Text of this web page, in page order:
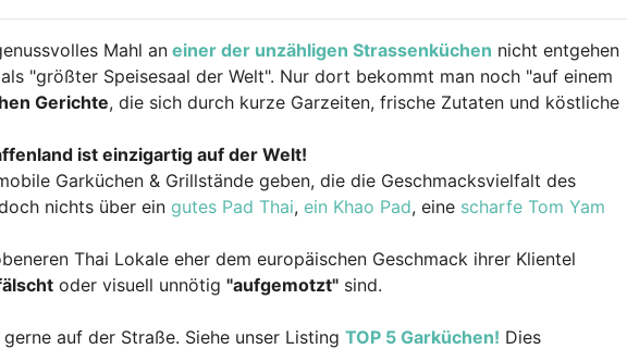
Mahl aneiner der unzähligen Strassenküchen nicht entgehen
"größter Speisesaal der Welt". Nur dort bekommt man noch "auf einem
Gerichte, die sich durch kurze Garzeiten, frische Zutaten und köstliche
ist einzigartig auf der Welt!
Garküchen & Grillstände geben, die die Geschmacksvielfalt des
nichts über ein gutes Pad Thai, ein Khao Pad, eine scharfe Tom Yam
Thai Lokale eher dem europäischen Geschmack ihrer Klientel
oder visuell unnötig "aufgemotzt" sind.
auf der Straße. Siehe unser Listing TOP 5 Garküchen! Dies